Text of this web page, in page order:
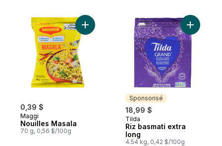
0,39 $
Maggi
Nouilles Masala
70 g, 0,56 $/100g
Ajouter Nouilles Masala au panier
Sponsorisé
18,99 $
Sponsorisé
Tilda
Riz basmati extra
long
4.54 kg, 0,42 $/100g
Ajouter